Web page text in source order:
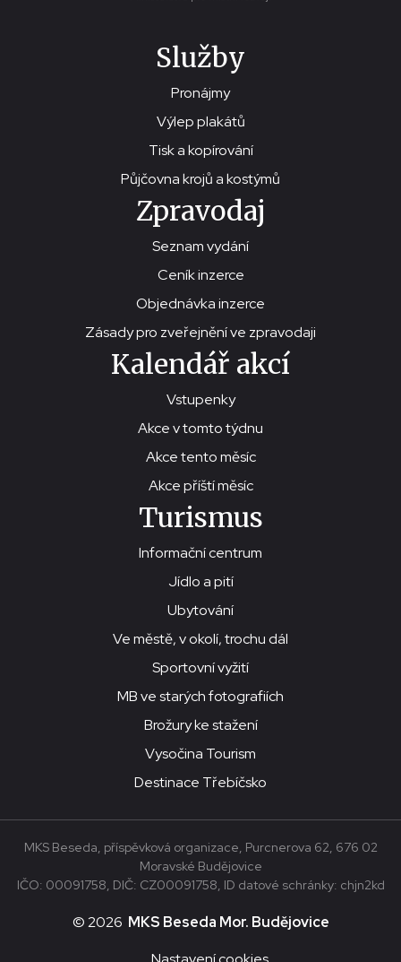
Služby
Pronájmy
Výlep plakátů
Tisk a kopírování
Půjčovna krojů a kostýmů
Zpravodaj
Seznam vydání
Ceník inzerce
Objednávka inzerce
Zásady pro zveřejnění ve zpravodaji
Kalendář akcí
Vstupenky
Akce v tomto týdnu
Akce tento měsíc
Akce příští měsíc
Turismus
Informační centrum
Jídlo a pití
Ubytování
Ve městě, v okolí, trochu dál
Sportovní vyžití
MB ve starých fotografiích
Brožury ke stažení
Vysočina Tourism
Destinace Třebíčsko
© 2026 MKS Beseda Mor. Budějovice
MKS Beseda, příspěvková organizace, Purcnerova 62, 676 02
Moravské Budějovice
IČO: 00091758, DIČ: CZ00091758, ID datové schránky: chjn2kd